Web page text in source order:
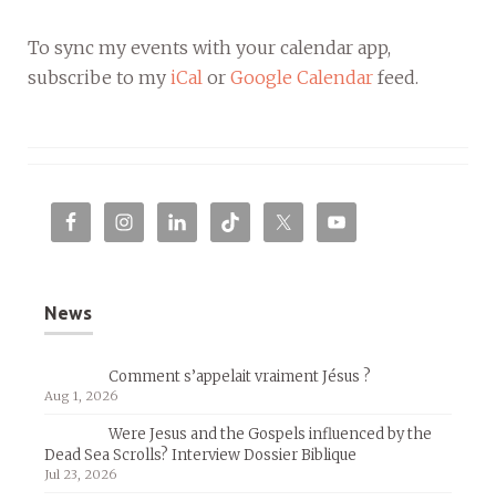
To sync my events with your calendar app,
subscribe to my iCal or Google Calendar feed.
News
Comment s’appelait vraiment Jésus ?
Aug 1, 2026
Were Jesus and the Gospels influenced by the
Dead Sea Scrolls? Interview Dossier Biblique
Jul 23, 2026